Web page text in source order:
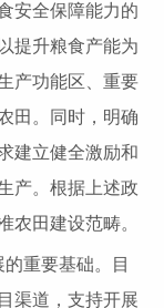
安全保障能力的
提升粮食产能为
产功能区、重要
田。同时，明确
建立健全激励和
产。根据上述政
农田建设范畴。
重要基础。目
渠道，支持开展